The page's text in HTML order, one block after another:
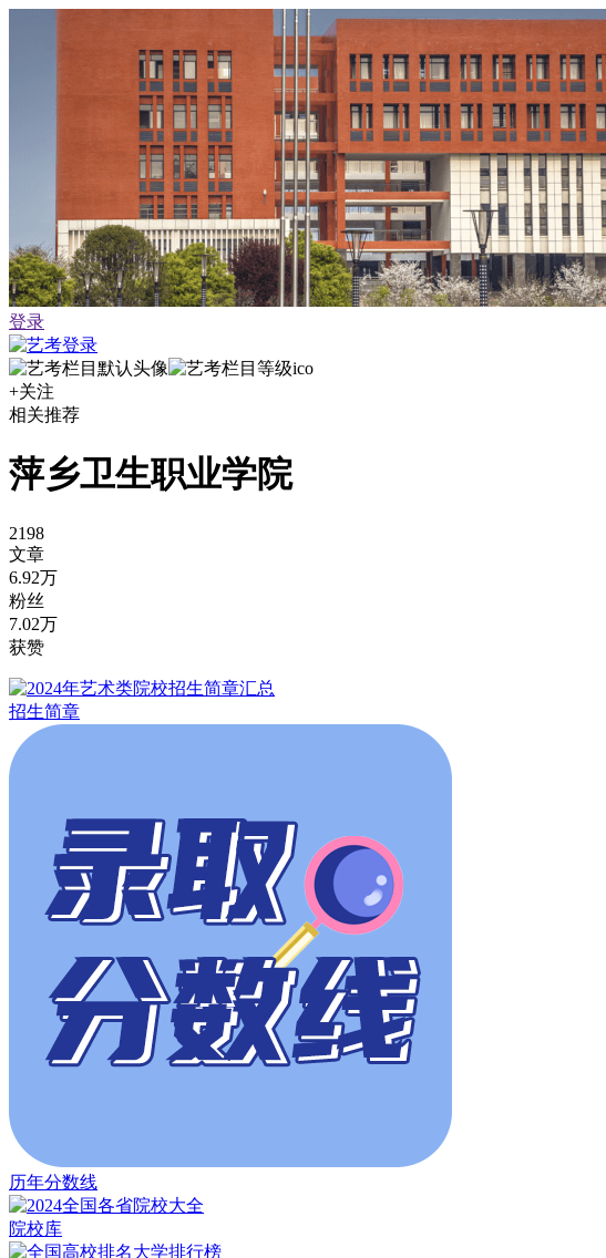
登录
+关注
相关推荐
萍乡卫生职业学院
2198
文章
6.92万
粉丝
7.02万
获赞
招生简章
历年分数线
院校库